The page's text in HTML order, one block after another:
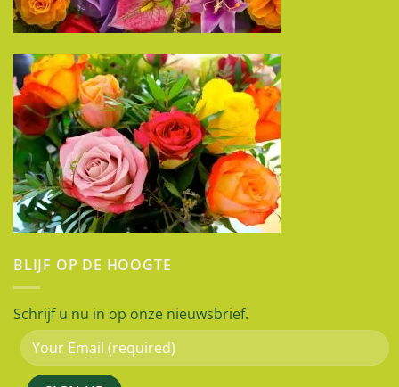
BLIJF OP DE HOOGTE
Schrijf u nu in op onze nieuwsbrief.